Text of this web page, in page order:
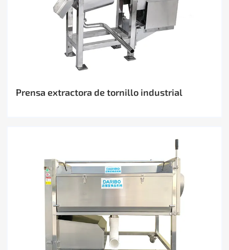
Prensa extractora de tornillo industrial